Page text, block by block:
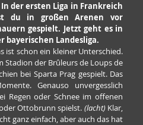
der ersten Liga in Frankreich
du in großen Arenen vor
gespielt. Jetzt geht es in
bayerischen Landesliga.
ist schon ein kleiner Unterschied.
Stadion der Brûleurs de Loups de
bei Sparta Prag gespielt. Das
Genauso unvergesslich
Regen oder Schnee im offenen
Ottobrunn spielst. (lacht) Klar,
ganz einfach, aber auch das hat